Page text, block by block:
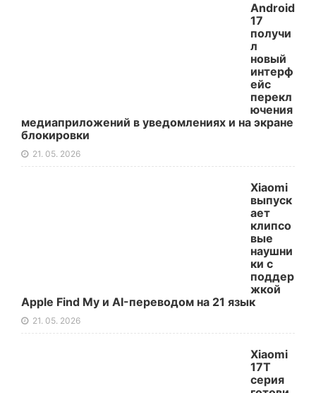
Android
17
получи
л
новый
интерф
ейс
перекл
ючения
медиаприложений в уведомлениях и на экране
блокировки
21. 05. 2026
Xiaomi
выпуск
ает
клипсо
вые
наушни
ки с
поддер
жкой
Apple Find My и AI-переводом на 21 язык
21. 05. 2026
Xiaomi
17T
серия